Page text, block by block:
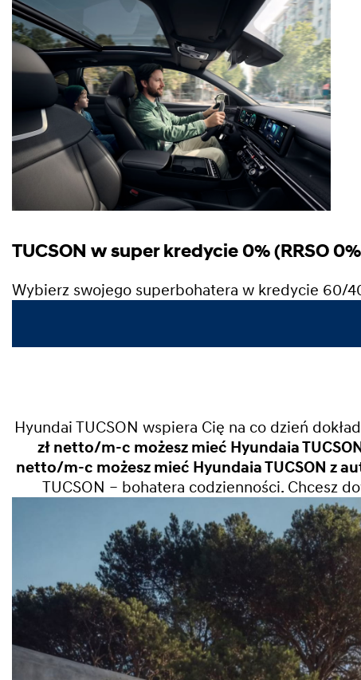
TUCSON w super kredycie 0% (RRSO
Wybierz swojego superbohatera w kredycie 60/
Hyundai TUCSON wspiera Cię na co dzień
zł netto/m-c możesz mieć Hyundaia
netto/m-c możesz mieć Hyundaia TUCSON z
TUCSON – bohatera codzienności. Chcesz